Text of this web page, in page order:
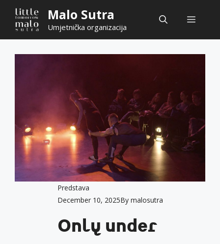
Skip
Malo Sutra
Umjetnička organizacija
Menu
Predstava
December 10, 2025By malosutra
Only under